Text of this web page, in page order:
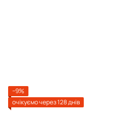
−9%
очікуємо через 128 днів